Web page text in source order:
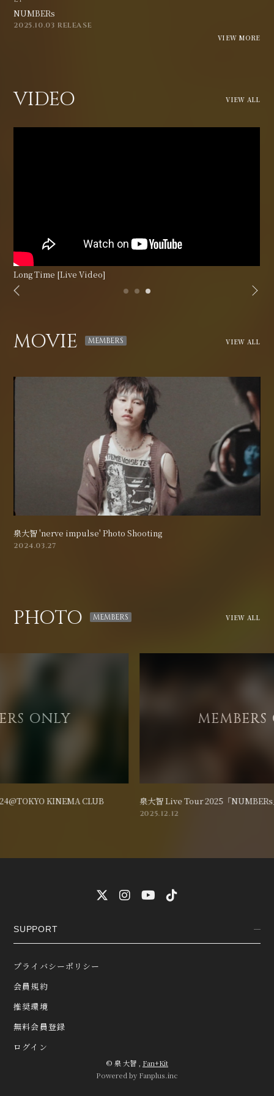
NUMBERs
2025.10.03 RELEASE
VIEW MORE
VIDEO VIEW ALL
Long Time [Live Video]
MOVIE VIEW ALL
泉大智 'nerve impulse' Photo Shooting
2024.03.27
PHOTO VIEW ALL
泉大智 Live Tour 2025「NUMBERs」@恵比寿LIQUIDROOM
SUPPORT
プライバシーポリシー
会員規約
推奨環境
無料会員登録
ログイン
© 泉 大智 , Fan+Kit
Powered by Fanplus.inc